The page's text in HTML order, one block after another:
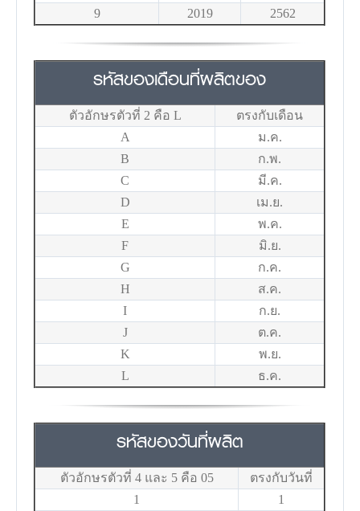
9
2019 2562
รหัสของเดือนที่ผลิตของ
ตัวอักษรตัวที่ 2 คือ L
ตรงกับเดือน
A
ม.ค.
B
ก.พ.
C
มี.ค.
D
เม.ย.
E
พ.ค.
F
มิ.ย.
G
ก.ค.
H
ส.ค.
I
ก.ย.
J
ต.ค.
K
พ.ย.
L
ธ.ค.
รหัสของวันที่ผลิต
ตัวอักษรตัวที่ 4 และ 5 คือ 05
ตรงกับวันที่
1
1